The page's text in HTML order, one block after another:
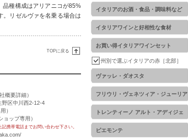
品種構成はアリアニコが85%
。リゼルヴァを名乗る場合は
TOPに戻る
概要詳細）
野区中川西2-12-4
）
ョップ専用）
携帯電話までお問い合わせ下さい。
イタリアのお酒・食品・調味料など
イタリアワインと好相性な食材
お買い得イタリアワインセット
州別で選ぶイタリアの赤［北部］
ヴァッレ・ダオスタ
フリウリ・ヴェネツィア・ジューリア
トレンティーノ アルト・アディジェ
ピエモンテ